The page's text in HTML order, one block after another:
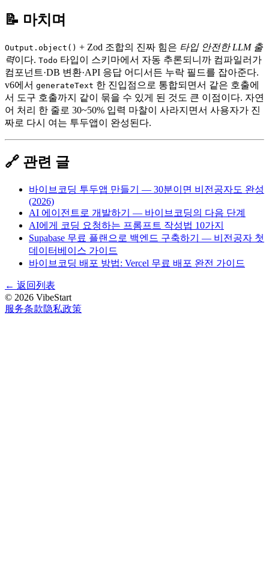
📝 마치며
Output.object() + Zod 조합의 진짜 힘은 타입 안전한 LLM 출
력이다. Todo 타입이 스키마에서 자동 추론되니까 컴파일러가
컴포넌트·DB 변환·API 응답 어디서든 누락 필드를 잡아준다.
v6에서 generateText 한 진입점으로 통합되면서 같은 호출에
서 도구 호출까지 같이 묶을 수 있게 된 것도 큰 이점이다. 자연
어 처리 한 줄로 30~50% 입력 마찰이 사라지면서 사용자가 진
짜로 다시 여는 투두앱이 완성된다.
🔗 관련 글
바이브코딩 투두앱 만들기 — 30분이면 비전공자도 완성
(2026)
AI 에이전트로 개발하기 — 바이브코딩의 다음 단계
AI에게 코딩 요청하는 프롬프트 작성법 10가지
Supabase 무료 플랜으로 백엔드 구축하기 — 비전공자 첫
데이터베이스 가이드
바이브코딩 배포 방법: Vercel 무료 배포 완전 가이드
← 返回列表
© 2026 VibeStart
服务条款隐私政策